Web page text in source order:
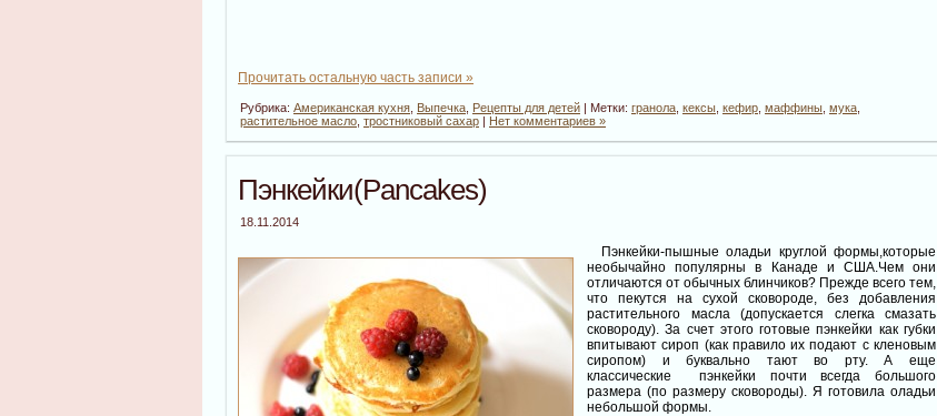
Прочитать остальную часть записи »
Рубрика: Американская кухня Выпечка Рецепты для детей | Метки: гранола кексы кефир маффины мука
растительное масло тростниковый сахар | Нет комментариев »
Пэнкейки(Pancakes)
18.11.2014
Пэнкейки-пышные оладьи круглой формы,которые
необычайно популярны в Канаде и США.Чем они
отличаются от обычных блинчиков? Прежде всего тем,
что пекутся на сухой сковороде, без добавления
растительного масла (допускается слегка смазать
сковороду). За счет этого готовые пэнкейки как губки
впитывают сироп (как правило их подают с кленовым
сиропом) и буквально тают во рту. А еще
классические пэнкейки почти всегда большого
размера (по размеру сковороды). Я готовила оладьи
небольшой формы.